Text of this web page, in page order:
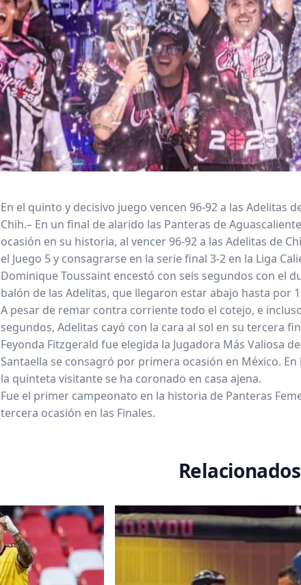
En el quinto y decisivo juego vencen 96-92 a las Adelitas
Chih.– En un final de alarido las Panteras de
ocasión en su historia, al vencer 96-92 a las Adelitas de
el Juego 5 y consagrarse en la serie final 3-2 en la Liga
Dominique Toussaint encestó con seis segundos con el
balón de las Adelitas, que llegaron estar abajo hasta por
A pesar de remar contra corriente todo el cotejo, e
segundos, Adelitas cayó con la cara al sol en su tercera
Feyonda Fitzgerald fue elegida la Jugadora Más Valiosa
Santaella se consagró por primera ocasión en México. En
la quinteta visitante se ha coronado en casa ajena.
Fue el primer campeonato en la historia de Panteras
tercera ocasión en las Finales.
Relacionados